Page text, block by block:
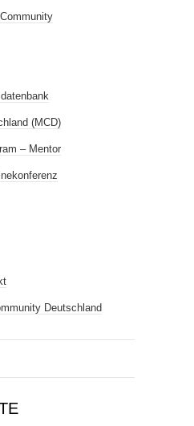
(MCD)
– Mentor
Deutschland